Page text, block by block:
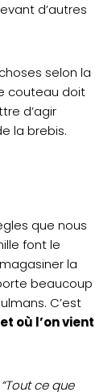
d’autres
selon la
couteau doit
d’agir
la brebis.
que nous
font le
la
beaucoup
C’est
où l’on vient
“Tout ce que